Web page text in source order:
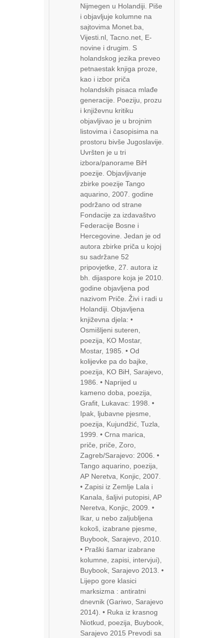
Nijmegen u Holandiji. Piše
i objavljuje kolumne na
sajtovima Monet.ba,
Vijesti.nl, Tacno.net, E-
novine i drugim. S
holandskog jezika preveo
petnaestak knjiga proze,
kao i izbor priča
holandskih pisaca mlađe
generacije. Poeziju, prozu
i književnu kritiku
objavljivao je u brojnim
listovima i časopisima na
prostoru bivše Jugoslavije.
Uvršten je u tri
izbora/panorame BiH
poezije. Objavljivanje
zbirke poezije Tango
aquarino, 2007. godine
podržano od strane
Fondacije za izdavaštvo
Federacije Bosne i
Hercegovine. Jedan je od
autora zbirke priča u kojoj
su sadržane 52
pripovjetke, 27. autora iz
bh. dijaspore koja je 2010.
godine objavljena pod
nazivom Priče. Živi i radi u
Holandiji. Objavljena
književna djela: •
Osmišljeni suteren,
poezija, KO Mostar,
Mostar, 1985. • Od
kolijevke pa do bajke,
poezija, KO BiH, Sarajevo,
1986. • Naprijed u
kameno doba, poezija,
Grafit, Lukavac: 1998. •
Ipak, ljubavne pjesme,
poezija, Kujundžić, Tuzla,
1999. • Crna marica,
priče, priče, Zoro,
Zagreb/Sarajevo: 2006. •
Tango aquarino, poezija,
AP Neretva, Konjic, 2007.
• Zapisi iz Zemlje Lala i
Kanala, šaljivi putopisi, AP
Neretva, Konjic, 2009. •
Ikar, u nebo zaljubljena
kokoš, izabrane pjesme,
Buybook, Sarajevo, 2010.
• Praški šamar izabrane
kolumne, zapisi, intervjui),
Buybook, Sarajevo 2013. •
Lijepo gore klasici
marksizma : antiratni
dnevnik (Gariwo, Sarajevo
2014). • Ruka iz krasnog
Niotkud, poezija, Buybook,
Sarajevo 2015 Prevodi sa